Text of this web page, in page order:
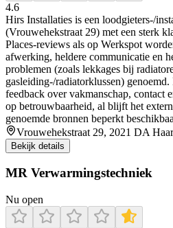
4.6
Hirs Installaties is een loodgieters-/
(Vrouwehekstraat 29) met een sterk
Places-reviews als op Werkspot
afwerking, heldere communicatie en
problemen (zoals lekkages bij
gasleiding-/radiatorklussen)
feedback over vakmanschap, contact
op betrouwbaarheid, al blijft het
genoemde bronnen beperkt
Vrouwehekstraat 29, 2021 DA
Bekijk details
MR Verwarmingstechniek
Nu open